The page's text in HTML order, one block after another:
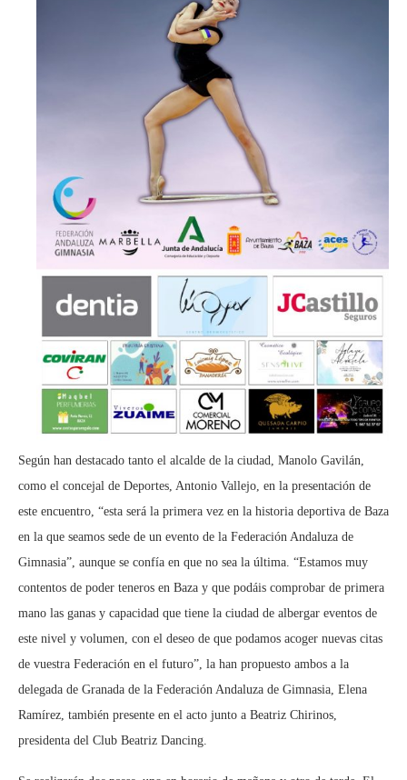
Según han destacado tanto el alcalde de la ciudad, Manolo Gavilán,
como el concejal de Deportes, Antonio Vallejo, en la presentación de
este encuentro, “esta será la primera vez en la historia deportiva de Baza
en la que seamos sede de un evento de la Federación Andaluza de
Gimnasia”, aunque se confía en que no sea la última. “Estamos muy
contentos de poder teneros en Baza y que podáis comprobar de primera
mano las ganas y capacidad que tiene la ciudad de albergar eventos de
este nivel y volumen, con el deseo de que podamos acoger nuevas citas
de vuestra Federación en el futuro”, la han propuesto ambos a la
delegada de Granada de la Federación Andaluza de Gimnasia, Elena
Ramírez, también presente en el acto junto a Beatriz Chirinos,
presidenta del Club Beatriz Dancing.